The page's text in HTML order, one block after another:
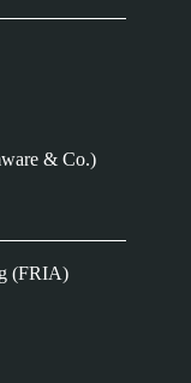
& Co.)
(FRIA)